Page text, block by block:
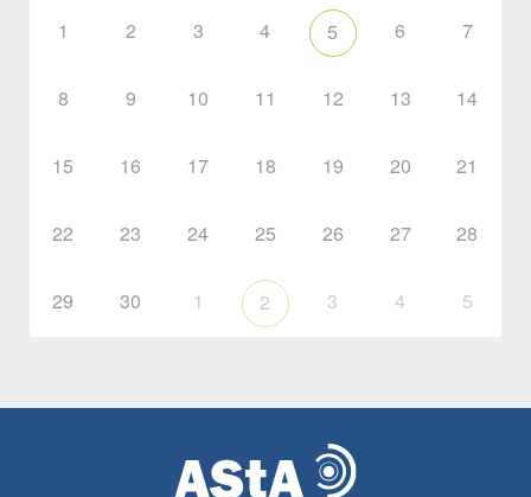
1 2 3 4 5 6 7
8 9 10 11 12 13 14
15 16 17 18 19 20 21
22 23 24 25 26 27 28
29 30 1 2 3 4 5